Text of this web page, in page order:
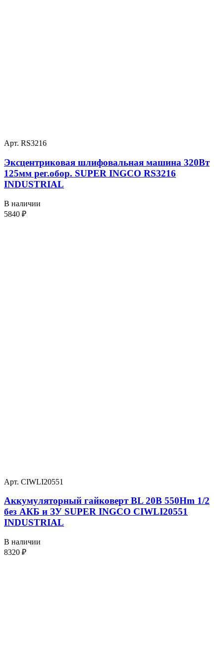
Арт. RS3216
Эксцентриковая шлифовальная машина 320Вт
125мм рег.обор. SUPER INGCO RS3216
INDUSTRIAL
В наличии
5840 ₽
Арт. CIWLI20551
Аккумуляторный гайковерт BL 20В 550Hm 1/2
без АКБ и ЗУ SUPER INGCO CIWLI20551
INDUSTRIAL
В наличии
8320 ₽